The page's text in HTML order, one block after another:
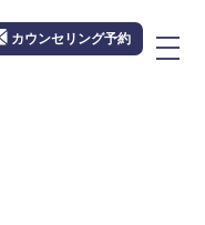
カウンセリング予約